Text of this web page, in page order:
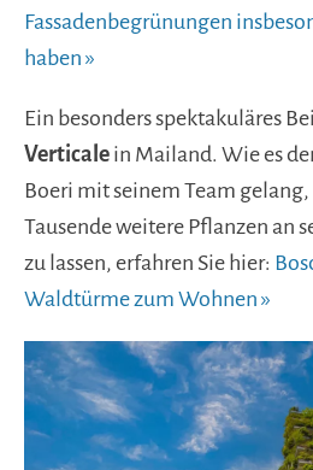
Fassadenbegrünungen
haben »
Ein besonders spektakuläres
Verticale in Mailand. Wie es
Boeri mit seinem Team
Tausende weitere Pflanzen an
zu lassen, erfahren Sie hier:
Waldtürme zum Wohnen »